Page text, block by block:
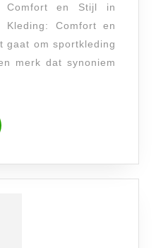
Stijlvol
en
Comfort en Stijl in
Kleding: Comfort en
gaat om sportkleding
merk dat synoniem